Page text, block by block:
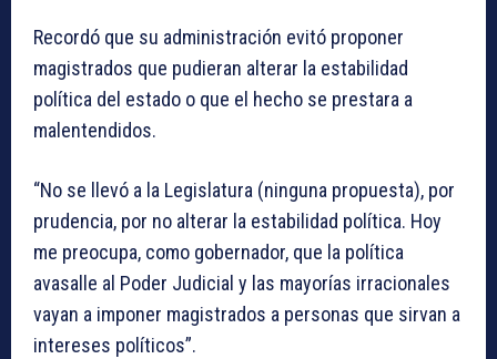
Recordó que su administración evitó proponer
magistrados que pudieran alterar la estabilidad
política del estado o que el hecho se prestara a
malentendidos.
“No se llevó a la Legislatura (ninguna propuesta), por
prudencia, por no alterar la estabilidad política. Hoy
me preocupa, como gobernador, que la política
avasalle al Poder Judicial y las mayorías irracionales
vayan a imponer magistrados a personas que sirvan a
intereses políticos”.